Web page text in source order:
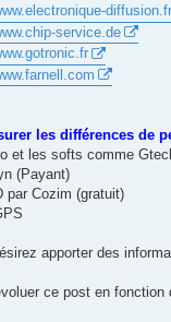
diffusion.fr
service.de
les différences de
et les softs comme
(Payant)
par Cozim (gratuit)
apporter des
ce post en fonction